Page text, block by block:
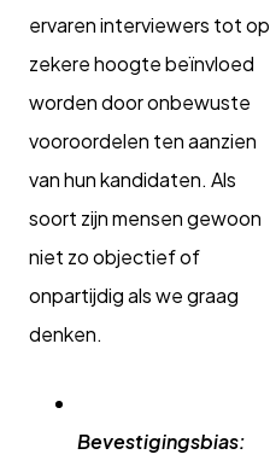
ervaren interviewers tot op
zekere hoogte beïnvloed
worden door onbewuste
vooroordelen ten aanzien
van hun kandidaten. Als
soort zijn mensen gewoon
niet zo objectief of
onpartijdig als we graag
denken.
Bevestigingsbias: